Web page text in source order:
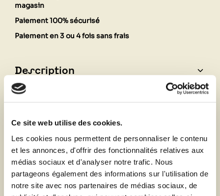
Ce site web utilise des cookies.
Les cookies nous permettent de personnaliser le contenu
et les annonces, d'offrir des fonctionnalités relatives aux
médias sociaux et d'analyser notre trafic. Nous
partageons également des informations sur l'utilisation de
notre site avec nos partenaires de médias sociaux, de
magasin
Paiement 100% sécurisé
Paiement en 3 ou 4 fois sans frais
Description
Fiche technique
Vous aimerez aussi